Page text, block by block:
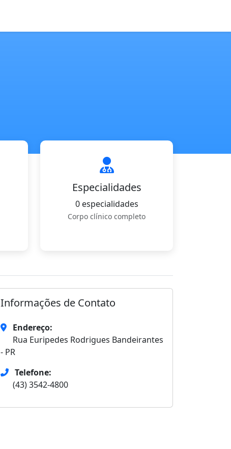
Especialidades
0 especialidades
Corpo clínico completo
Informações de Contato
Endereço:
Rua Euripedes Rodrigues Bandeirantes
- PR
Telefone:
(43) 3542-4800